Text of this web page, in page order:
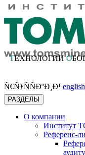
ТЕХНОЛОГИИО
Ñ€ÑƒÑÑÐºÐ¸Ð¹ english
РАЗДЕЛЫ
О компании
Институт
Референс-